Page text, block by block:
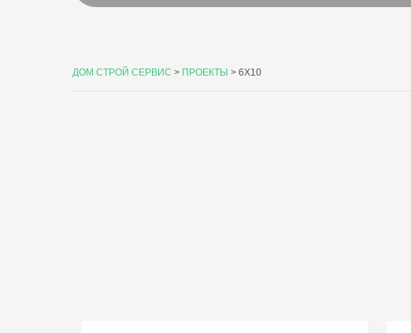
ДОМ СТРОЙ СЕРВИС > ПРОЕКТЫ > 6X10